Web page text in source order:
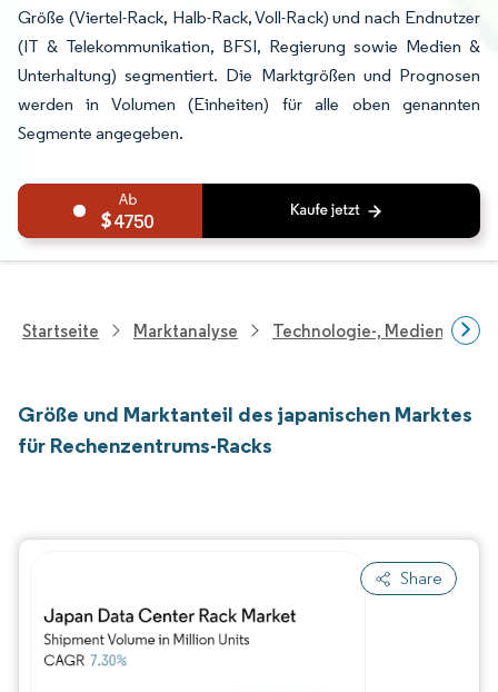
Größe (Viertel-Rack, Halb-Rack, Voll-Rack) und nach Endnutzer
(IT & Telekommunikation, BFSI, Regierung sowie Medien &
Unterhaltung) segmentiert. Die Marktgrößen und Prognosen
werden in Volumen (Einheiten) für alle oben genannten
Segmente angegeben.
4750
Startseite Marktanalyse Technologie-, Medien- Und
Größe und Marktanteil des japanischen Marktes
für Rechenzentrums-Racks
Share